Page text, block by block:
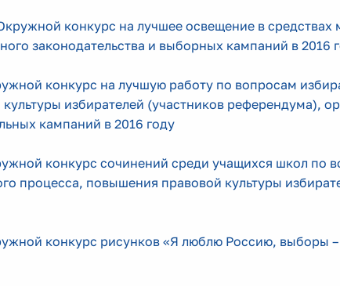
конкурс на лучшее освещение в
законодательства и выборных кампаний в 2016
конкурс на лучшую работу по вопросам
избирателей (участников референдума),
кампаний в 2016 году
конкурс сочинений среди учащихся школ по
процесса, повышения правовой культуры
конкурс рисунков «Я люблю Россию, выборы